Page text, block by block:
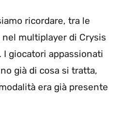
ricordare, tra le
multiplayer di Crysis
I giocatori appassionati
già di cosa si tratta,
era già presente